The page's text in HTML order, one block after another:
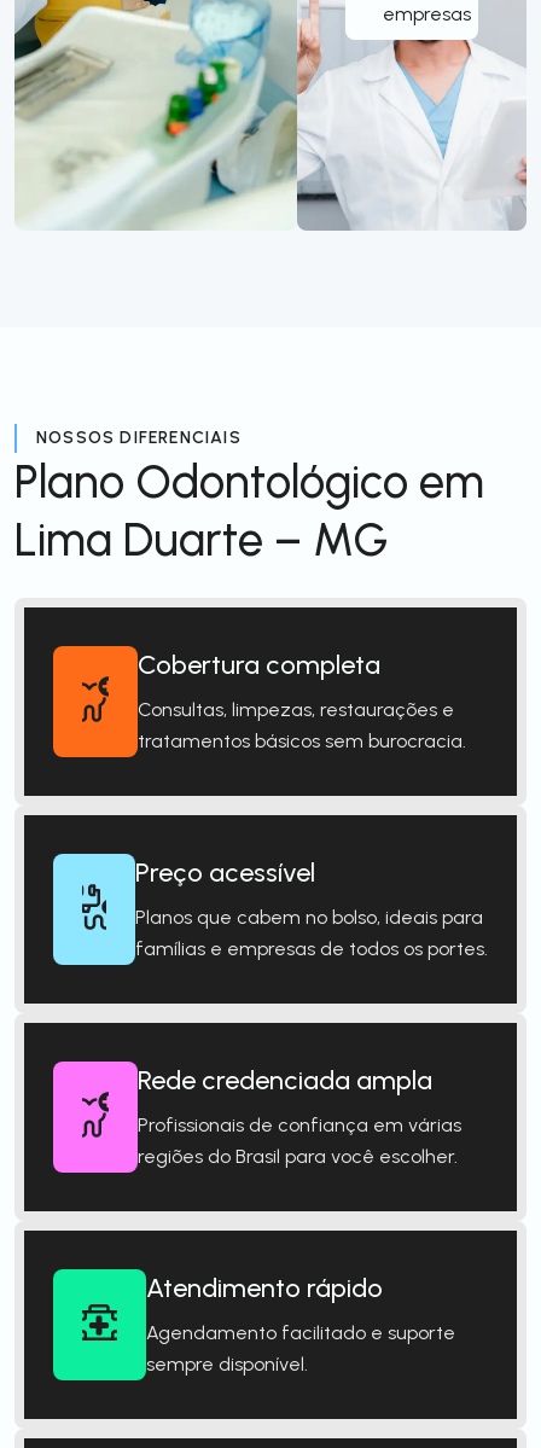
empresas
NOSSOS DIFERENCIAIS
Plano Odontológico em
Lima Duarte – MG
Cobertura completa
Consultas, limpezas, restaurações e
tratamentos básicos sem burocracia.
Preço acessível
Planos que cabem no bolso, ideais para
famílias e empresas de todos os portes.
Rede credenciada ampla
Profissionais de confiança em várias
regiões do Brasil para você escolher.
Atendimento rápido
Agendamento facilitado e suporte
sempre disponível.